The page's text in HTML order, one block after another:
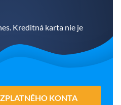
Kreditná karta nie je
KONTA